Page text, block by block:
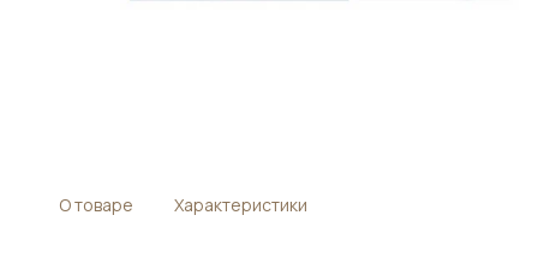
О товаре Характеристики